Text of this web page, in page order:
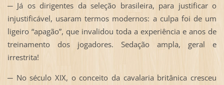
─ Já os dirigentes da seleção brasileira, para justificar o
injustificável, usaram termos modernos: a culpa foi de um
ligeiro “apagão”, que invalidou toda a experiência e anos de
treinamento dos jogadores. Sedação ampla, geral e
irrestrita!
─ No século XIX, o conceito da cavalaria britânica cresceu